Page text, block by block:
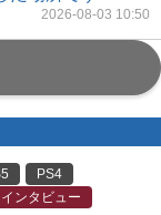
2026-08-03 10:50
PS4
インタビュー